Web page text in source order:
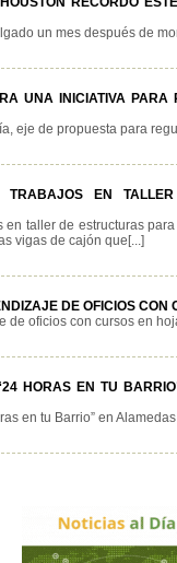
un mes después de
UNA INICIATIVA
eje de propuesta para
TRABAJOS EN
taller de estructuras
vigas de cajón que[...]
DE OFICIOS
de oficios con cursos en
HORAS EN TU
en tu Barrio” en